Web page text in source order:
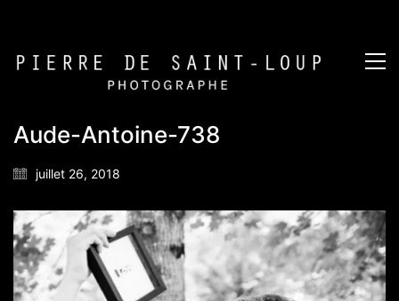
Aude-Antoine-738
juillet 26, 2018